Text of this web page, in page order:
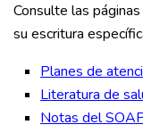
Consulte las
su escritura
Planes de
Literatura de
Notas del